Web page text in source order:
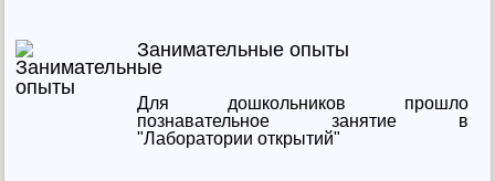
Занимательные опыты
Для дошкольников прошло
познавательное занятие в
"Лаборатории открытий"